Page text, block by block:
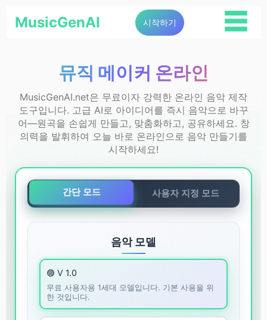
MusicGenAI 시작하기 ☰
뮤직 메이커 온라인
MusicGenAI.net은 무료이자 강력한 온라인 음악 제작
도구입니다. 고급 AI로 아이디어를 즉시 음악으로 바꾸
어—원곡을 손쉽게 만들고, 맞춤화하고, 공유하세요. 창
의력을 발휘하여 오늘 바로 온라인으로 음악 만들기를
시작하세요!
간단 모드 사용자 지정 모드
음악 모델
🟣 V 1.0
무료 사용자용 1세대 모델입니다. 기본 사용을 위
한 것입니다.